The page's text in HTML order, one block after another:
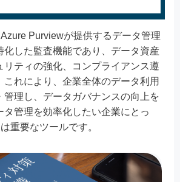
Purviewが提供するデータ管理
化した監査機能であり、データ資産
リティの強化、コンプライアンス遵
これにより、企業全体のデータ利用
管理し、データガバナンスの向上を
タ管理を効率化したい企業にとっ
重要なツールです。